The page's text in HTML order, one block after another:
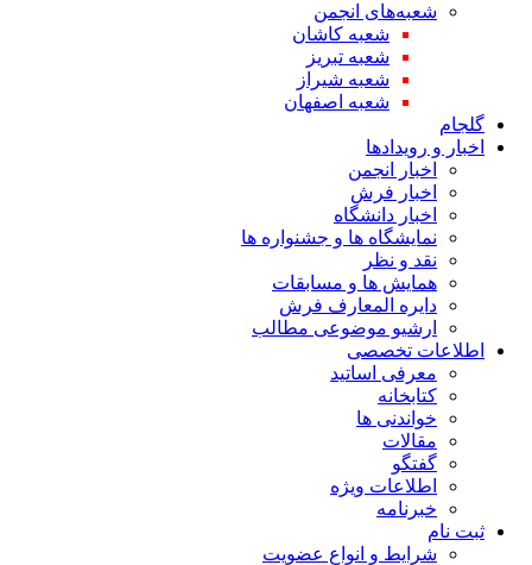
شعبه‌های انجمن
شعبه کاشان
شعبه تبریز
شعبه شیراز
شعبه اصفهان
گلجام
اخبار و رویدادها
اخبار انجمن
اخبار فرش
اخبار دانشگاه
نمایشگاه ها و جشنواره ها
نقد و نظر
همایش ها و مسابقات
دایره المعارف فرش
ارشیو موضوعی مطالب
اطلاعات تخصصی
معرفی اساتید
کتابخانه
خواندنی ها
مقالات
گفتگو
اطلاعات ویژه
خبرنامه
ثبت نام
شرایط و انواع عضویت